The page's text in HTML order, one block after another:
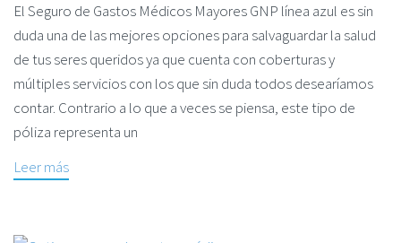
El Seguro de Gastos Médicos Mayores GNP línea azul es sin
duda una de las mejores opciones para salvaguardar la salud
de tus seres queridos ya que cuenta con coberturas y
múltiples servicios con los que sin duda todos desearíamos
contar. Contrario a lo que a veces se piensa, este tipo de
póliza representa un
Leer más